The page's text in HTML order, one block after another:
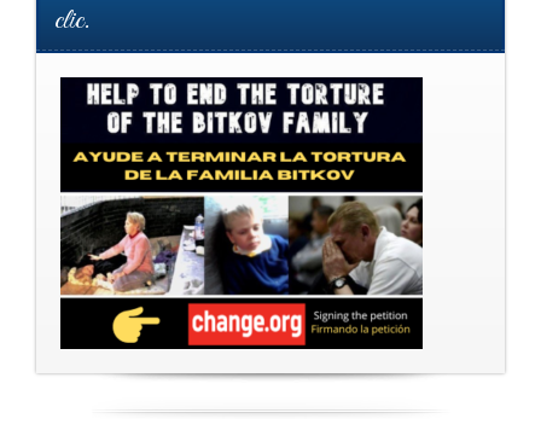
clic.